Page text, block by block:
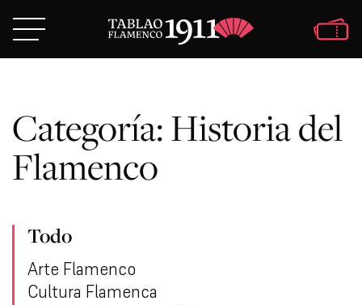
Categoría:Historia del
Flamenco
Todo
Arte Flamenco
Cultura Flamenca